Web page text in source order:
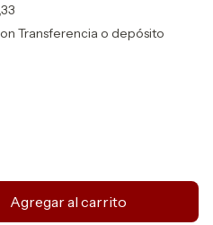
Transferencia o depósito